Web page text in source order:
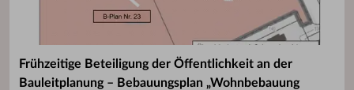
Frühzeitige Beteiligung der Öffentlichkeit an der
Bauleitplanung – Bebauungsplan „Wohnbebauung